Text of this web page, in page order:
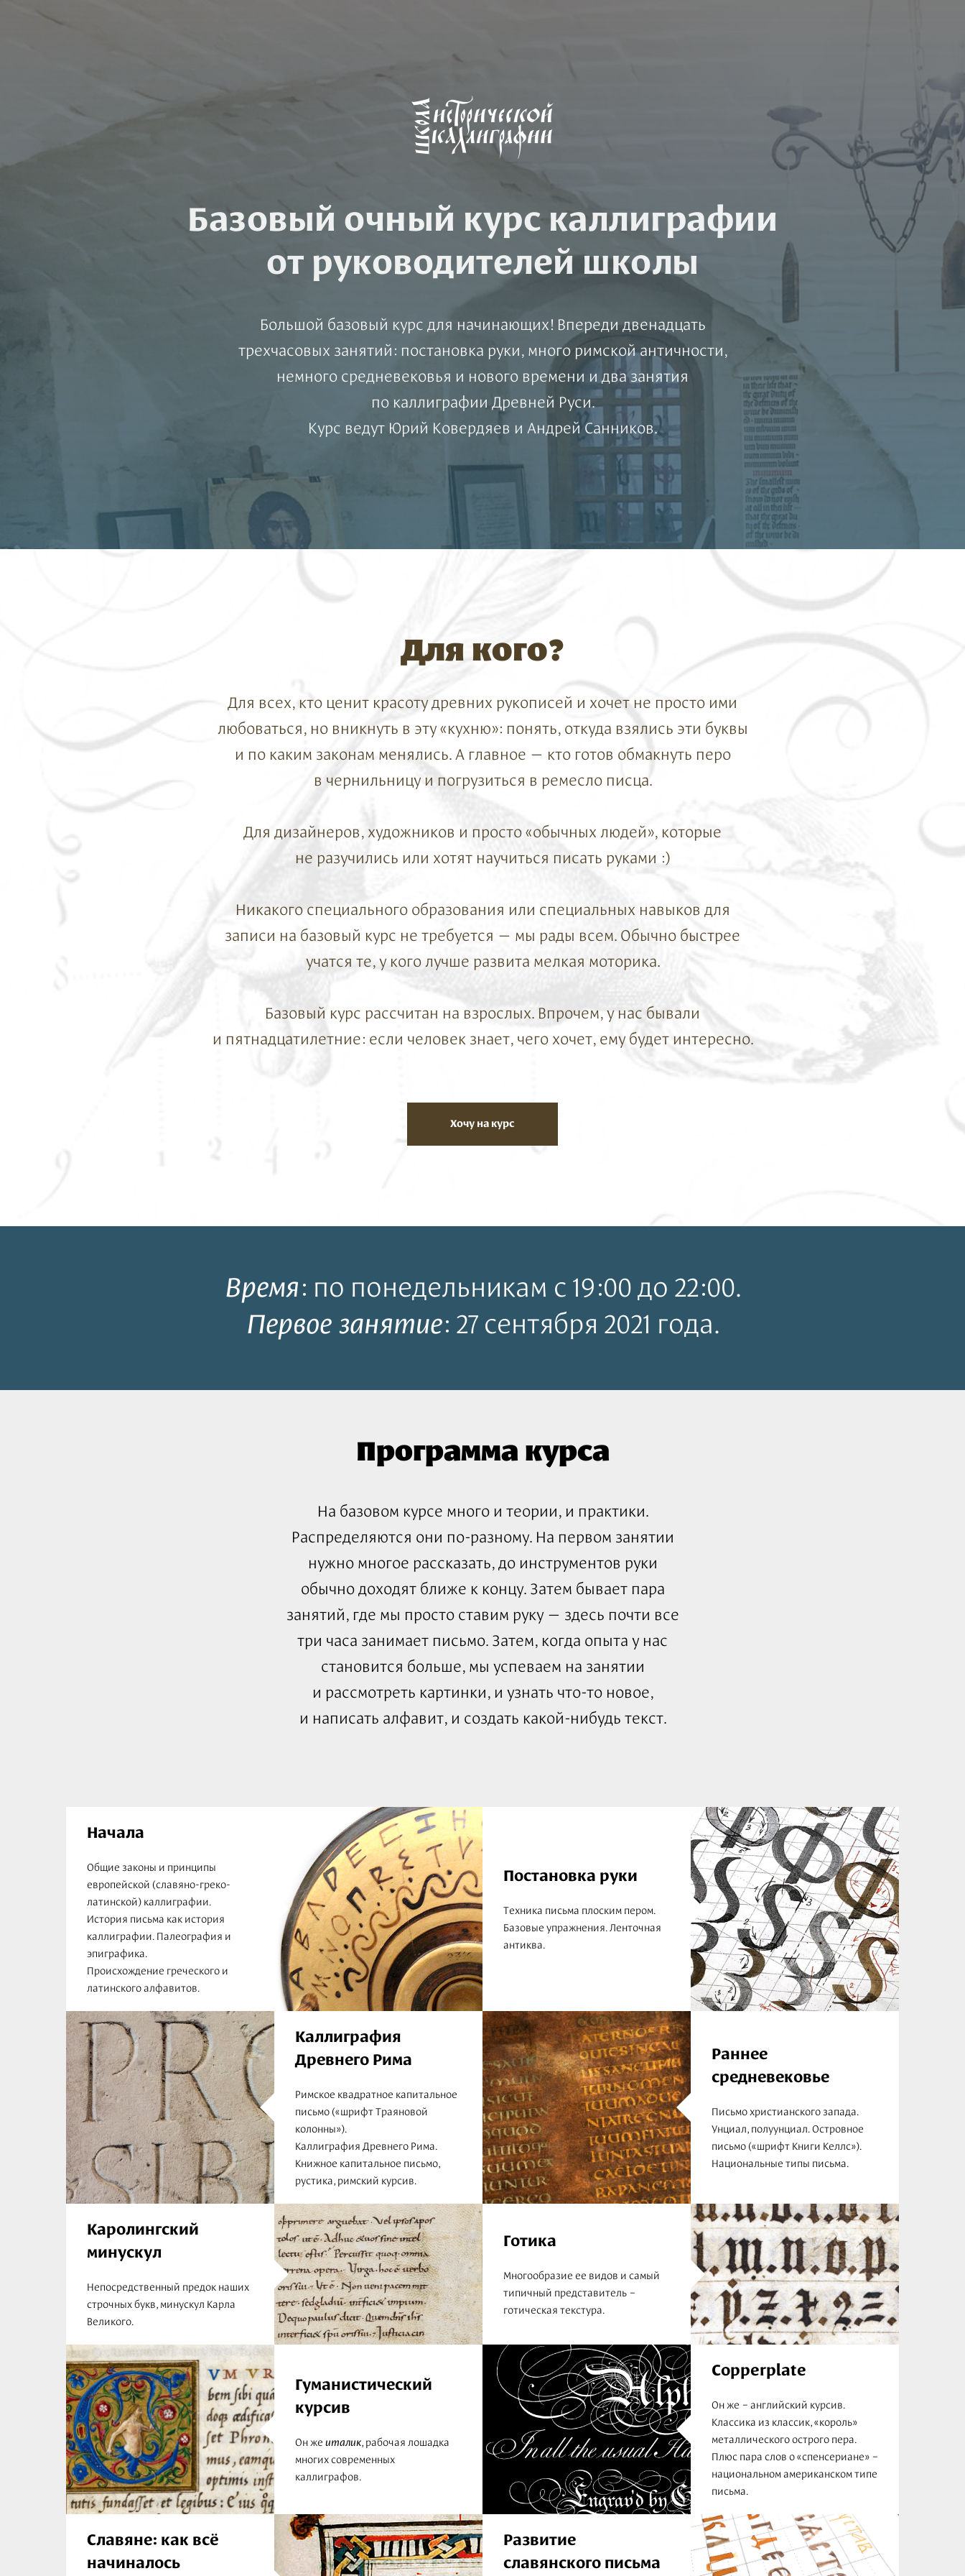
Базовый очный курс каллиграфии
от руководителей школы
Большой базовый курс для начинающих! Впереди двенадцать
трехчасовых занятий: постановка руки, много римской античности,
немного средневековья и нового времени и два занятия
по каллиграфии Древней Руси.
Курс ведут Юрий Ковердяев и Андрей Санников.
Для кого?
Для всех, кто ценит красоту древних рукописей и хочет не просто ими
любоваться, но вникнуть в эту «кухню»: понять, откуда взялись эти буквы
и по каким законам менялись. А главное — кто готов обмакнуть перо
в чернильницу и погрузиться в ремесло писца.
Для дизайнеров, художников и просто «обычных людей», которые
не разучились или хотят научиться писать руками :)
Никакого специального образования или специальных навыков для
записи на базовый курс не требуется — мы рады всем. Обычно быстрее
учатся те, у кого лучше развита мелкая моторика.
Базовый курс рассчитан на взрослых. Впрочем, у нас бывали
и пятнадцатилетние: если человек знает, чего хочет, ему будет интересно.
Хочу на курс
Время: по понедельникам с 19:00 до 22:00.
Первое занятие: 27 сентября 2021 года.
Программа курса
На базовом курсе много и теории, и практики.
Распределяются они по-разному. На первом занятии
нужно многое рассказать, до инструментов руки
обычно доходят ближе к концу. Затем бывает пара
занятий, где мы просто ставим руку — здесь почти все
три часа занимает письмо. Затем, когда опыта у нас
становится больше, мы успеваем на занятии
и рассмотреть картинки, и узнать что-то новое,
и написать алфавит, и создать какой-нибудь текст.
Начала
Общие законы и принципы
европейской (славяно-греко-
латинской) каллиграфии.
История письма как история
каллиграфии. Палеография и
эпиграфика.
Происхождение греческого и
латинского алфавитов.
Постановка руки
Техника письма плоским пером.
Базовые упражнения. Ленточная
антиква.
Каллиграфия
Древнего Рима
Римское квадратное капитальное
письмо («шрифт Траяновой
колонны»).
Каллиграфия Древнего Рима.
Книжное капитальное письмо,
рустика, римский курсив.
Раннее
средневековье
Письмо христианского запада.
Унциал, полуунциал. Островное
письмо («шрифт Книги Келлс»).
Национальные типы письма.
Каролингский
минускул
Непосредственный предок наших
строчных букв, минускул Карла
Великого.
Готика
Многообразие ее видов и самый
типичный представитель –
готическая текстура.
Гуманистический
курсив
Он же италик, рабочая лошадка
многих современных
каллиграфов.
Copperplate
Он же – английский курсив.
Классика из классик, «король»
металлического острого пера.
Плюс пара слов о «спенсериане» –
национальном американском типе
письма.
Славяне: как всё
начиналось
Развитие
славянского письма